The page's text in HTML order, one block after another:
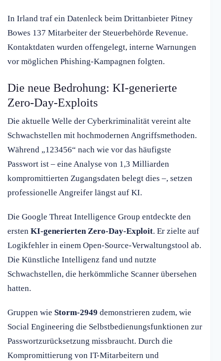
In Irland traf ein Datenleck beim Drittanbieter Pitney
Bowes 137 Mitarbeiter der Steuerbehörde Revenue.
Kontaktdaten wurden offengelegt, interne Warnungen
vor möglichen Phishing-Kampagnen folgten.
Die neue Bedrohung: KI-generierte
Zero-Day-Exploits
Die aktuelle Welle der Cyberkriminalität vereint alte
Schwachstellen mit hochmodernen Angriffsmethoden.
Während „123456“ nach wie vor das häufigste
Passwort ist – eine Analyse von 1,3 Milliarden
kompromittierten Zugangsdaten belegt dies –, setzen
professionelle Angreifer längst auf KI.
Die Google Threat Intelligence Group entdeckte den
ersten KI-generierten Zero-Day-Exploit. Er zielte auf
Logikfehler in einem Open-Source-Verwaltungstool ab.
Die Künstliche Intelligenz fand und nutzte
Schwachstellen, die herkömmliche Scanner übersehen
hatten.
Gruppen wie Storm-2949 demonstrieren zudem, wie
Social Engineering die Selbstbedienungsfunktionen zur
Passwortzurücksetzung missbraucht. Durch die
Kompromittierung von IT-Mitarbeitern und